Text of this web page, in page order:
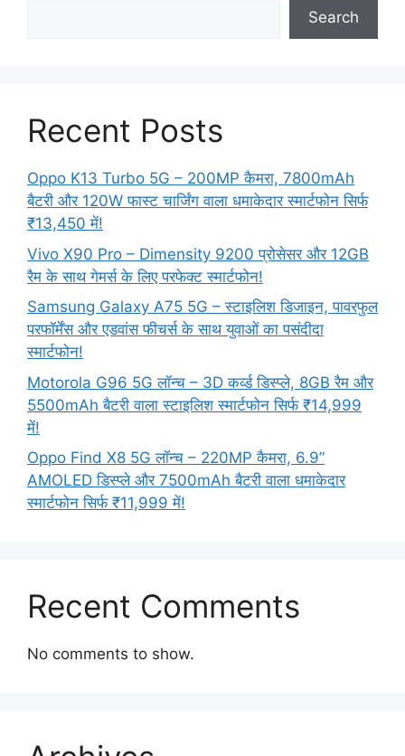
Search
Recent Posts
Oppo K13 Turbo 5G – 200MP कैमरा, 7800mAh
बैटरी और 120W फास्ट चार्जिंग वाला धमाकेदार स्मार्टफोन सिर्फ
₹13,450 में!
Vivo X90 Pro – Dimensity 9200 प्रोसेसर और 12GB
रैम के साथ गेमर्स के लिए परफेक्ट स्मार्टफोन!
Samsung Galaxy A75 5G – स्टाइलिश डिजाइन, पावरफुल
परफॉर्मेंस और एडवांस फीचर्स के साथ युवाओं का पसंदीदा
स्मार्टफोन!
Motorola G96 5G लॉन्च – 3D कर्व्ड डिस्प्ले, 8GB रैम और
5500mAh बैटरी वाला स्टाइलिश स्मार्टफोन सिर्फ ₹14,999
में!
Oppo Find X8 5G लॉन्च – 220MP कैमरा, 6.9”
AMOLED डिस्प्ले और 7500mAh बैटरी वाला धमाकेदार
स्मार्टफोन सिर्फ ₹11,999 में!
Recent Comments
No comments to show.